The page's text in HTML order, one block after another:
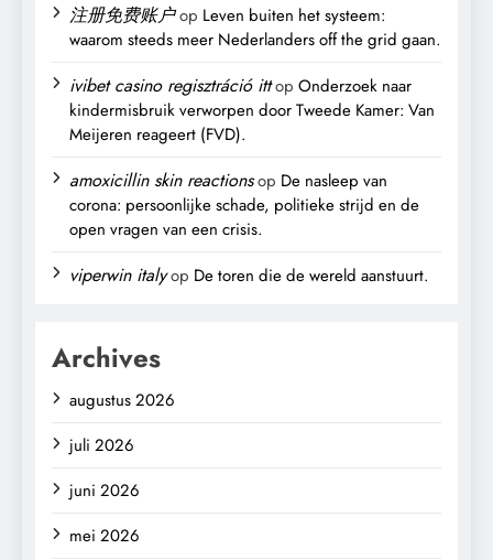
注册免费账户op Leven buiten het systeem:
waarom steeds meer Nederlanders off the grid gaan.
ivibet casino regisztráció ittop Onderzoek naar
kindermisbruik verworpen door Tweede Kamer: Van
Meijeren reageert (FVD).
amoxicillin skin reactionsop De nasleep van
corona: persoonlijke schade, politieke strijd en de
open vragen van een crisis.
viperwin italyop De toren die de wereld aanstuurt.
Archives
augustus 2026
juli 2026
juni 2026
mei 2026